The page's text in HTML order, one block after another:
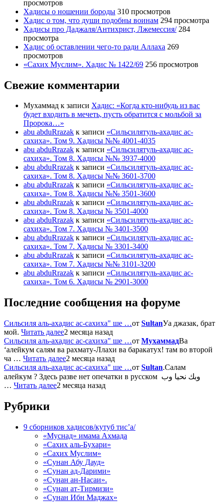
просмотров
Хадисы о ношении бороды 310 просмотров
Хадис о том, что души подобны воинам 294 просмотра
Хадисы про Даджаля/Антихрист, Лжемессия/ 284
просмотра
Хадис об оставлении чего-то ради Аллаха 269
просмотров
«Сахих Муслим». Хадис № 1422/69 256 просмотров
Свежие комментарии
Мухаммад к записи Хадис: «Когда кто-нибудь из вас
будет входить в мечеть, пусть обратится с мольбой за
Пророка…»
abu abduRrazak к записи «Сильсилятуль-ахадис ас-
сахиха». Том 9. Хадисы №№ 4001-4035
abu abduRrazak к записи «Сильсилятуль-ахадис ас-
сахиха». Том 8. Хадисы №№ 3937-4000
abu abduRrazak к записи «Сильсилятуль-ахадис ас-
сахиха». Том 8. Хадисы №№ 3601-3700
abu abduRrazak к записи «Сильсилятуль-ахадис ас-
сахиха». Том 8. Хадисы №№ 3501-3600
abu abduRrazak к записи «Сильсилятуль-ахадис ас-
сахиха». Том 8. Хадисы № 3501-4000
abu abduRrazak к записи «Сильсилятуль-ахадис ас-
сахиха». Том 7. Хадисы № 3401-3500
abu abduRrazak к записи «Сильсилятуль-ахадис ас-
сахиха». Том 7. Хадисы № 3301-3400
abu abduRrazak к записи «Сильсилятуль-ахадис ас-
сахиха». Том 7. Хадисы №№ 3101-3200
abu abduRrazak к записи «Сильсилятуль-ахадис ас-
сахиха». Том 6. Хадисы № 2901-3000
Последние сообщения на форуме
Сильсиля аль-ахадис ас-сахиха" ше …от SultanУа джазак, брат
мой. Читать далее2 месяца назад
Сильсиля аль-ахадис ас-сахиха" ше …от МухаммадВа
‘алейкум салям ва рахмату-Ллахи ва баракатух! там во второй
ча … Читать далее2 месяца назад
Сильсиля аль-ахадис ас-сахиха" ше …от Sultan.Салам
алейкум ? Здесь разве нет опечатки в русском وبك نحيا وب
… Читать далее2 месяца назад
Рубрики
9 сборников хадисов/кутуб тис’а/
«Муснад» имама Ахмада
«Сахих аль-Бухари»
«Сахих Муслим»
«Сунан Абу Дауд»
«Сунан ад-Дарими»
«Сунан ан-Насаи».
«Сунан ат-Тирмизи»
«Сунан Ибн Маджах»